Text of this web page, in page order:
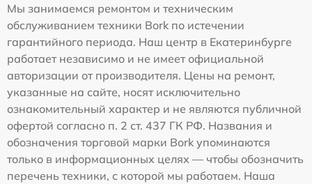
Мы занимаемся ремонтом и техническим
обслуживанием техники Bork по истечении
гарантийного периода. Наш центр в Екатеринбурге
работает независимо и не имеет официальной
авторизации от производителя. Цены на ремонт,
указанные на сайте, носят исключительно
ознакомительный характер и не являются публичной
офертой согласно п. 2 ст. 437 ГК РФ. Названия и
обозначения торговой марки Bork упоминаются
только в информационных целях — чтобы обозначить
перечень техники, с которой мы работаем. Наша